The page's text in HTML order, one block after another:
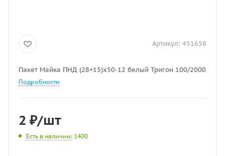
Артикул: 451658
Пакет Майка ПНД (28+15)х50-12 белый Тригон 100/2000
Подробности
2 ₽/шт
Есть в наличии: 1400